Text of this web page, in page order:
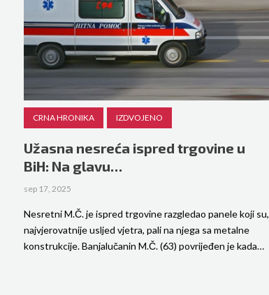
CRNA HRONIKA IZDVOJENO
Užasna nesreća ispred trgovine u
BiH: Na glavu…
sep 17, 2025
Nesretni M.Č. je ispred trgovine razgledao panele koji su,
najvjerovatnije usljed vjetra, pali na njega sa metalne
konstrukcije. Banjalučanin M.Č. (63) povrijeđen je kada…